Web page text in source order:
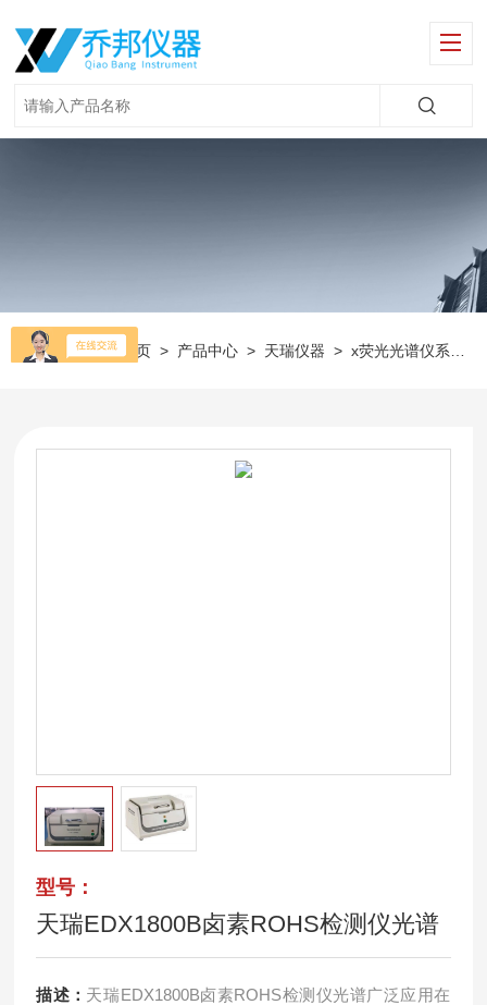
当前位置： 首页 > 产品中心 > 天瑞仪器 >x荧光光谱仪系列
型号：
天瑞EDX1800B卤素ROHS检测仪光谱
描述： 天瑞EDX1800B卤素ROHS检测仪光谱广泛应用在